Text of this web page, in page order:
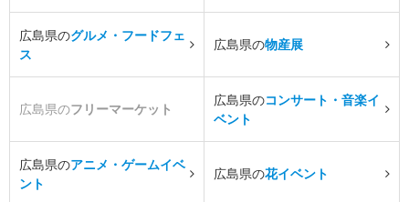
広島県のグルメ・フードフェ
ス
広島県の物産展
広島県のフリーマーケット
広島県のコンサート・音楽イ
ベント
広島県のアニメ・ゲームイベ
ント
広島県の花イベント